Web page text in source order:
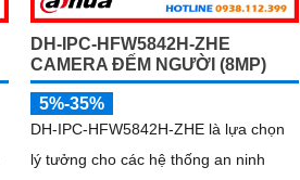
DH-IPC-HFW5842H-ZHE
CAMERA ĐẾM NGƯỜI (8MP)
5%-35%
DH-IPC-HFW5842H-ZHE là lựa chọn
lý tưởng cho các hệ thống an ninh